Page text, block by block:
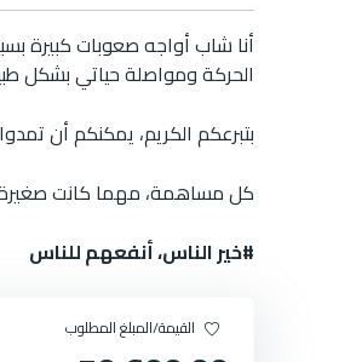
أنا شاب أواجه صعوبات كبيرة
الحركة ومواصلة حياتي بشكل
بتبرعكم الكريم، يمكنكم أن
كل مساهمة، مهما كانت
#خير الناس، أنفعهم للناس
القيمة/المبلغ المطلوب